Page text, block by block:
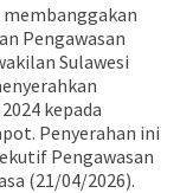
membanggakan
Pengawasan
Sulawesi
kepada
Penyerahan ini
Pengawasan
(21/04/2026).